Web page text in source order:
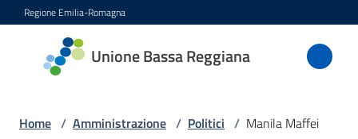
Vai al contenuto
Vai alla navigazione
Vai al footer
Regione Emilia-Romagna
Unione Bassa Reggiana
Unione
Bassa
Home / Amministrazione / Politici / Manila Maffei